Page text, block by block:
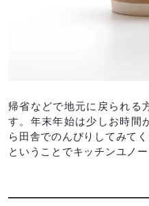
帰省などで地元に戻られる
す。年末年始は少しお時間
ら田舎でのんびりしてみてく
ということでキッチンユノ